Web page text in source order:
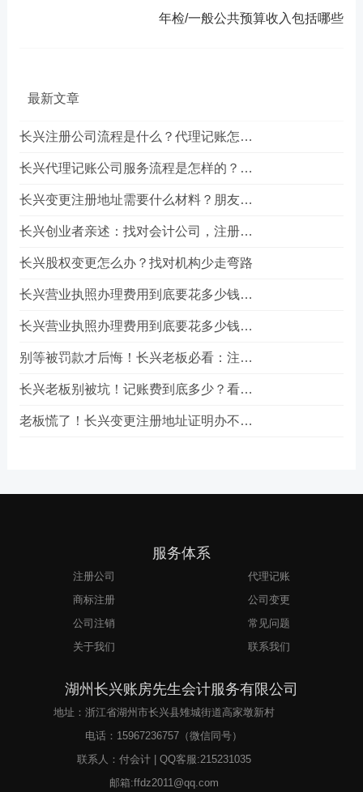
年检/一般公共预算收入包括哪些
最新文章
长兴注册公司流程是什么？代理记账怎么选？
长兴代理记账公司服务流程是怎样的？朋友的真实经历告诉你答案
长兴变更注册地址需要什么材料？朋友的一次真实办理经历
长兴创业者亲述：找对会计公司，注册公司少走三年弯路
长兴股权变更怎么办？找对机构少走弯路
长兴营业执照办理费用到底要花多少钱？真实经历告诉你答案
长兴营业执照办理费用到底要花多少钱？真实经历告诉你答案
别等被罚款才后悔！长兴老板必看：注册公司到底该选哪条路？
长兴老板别被坑！记账费到底多少？看完这篇省下一半冤枉钱
老板慌了！长兴变更注册地址证明办不下来？别急，这招能救场
服务体系
注册公司
代理记账
商标注册
公司变更
公司注销
常见问题
关于我们
联系我们
湖州长兴账房先生会计服务有限公司
地址：浙江省湖州市长兴县雉城街道高家墩新村
电话： 15967236757 （微信同号）
联系人：付会计 | QQ客服:215231035
邮箱:ffdz2011@qq.com